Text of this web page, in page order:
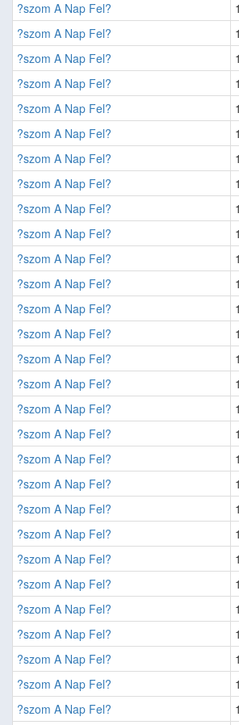
?szom A Nap Fel?
1
?szom A Nap Fel?
1
?szom A Nap Fel?
1
?szom A Nap Fel?
1
?szom A Nap Fel?
1
?szom A Nap Fel?
1
?szom A Nap Fel?
1
?szom A Nap Fel?
1
?szom A Nap Fel?
1
?szom A Nap Fel?
1
?szom A Nap Fel?
1
?szom A Nap Fel?
1
?szom A Nap Fel?
1
?szom A Nap Fel?
1
?szom A Nap Fel?
1
?szom A Nap Fel?
1
?szom A Nap Fel?
1
?szom A Nap Fel?
1
?szom A Nap Fel?
1
?szom A Nap Fel?
1
?szom A Nap Fel?
1
?szom A Nap Fel?
1
?szom A Nap Fel?
1
?szom A Nap Fel?
1
?szom A Nap Fel?
1
?szom A Nap Fel?
1
?szom A Nap Fel?
1
?szom A Nap Fel?
1
?szom A Nap Fel?
1